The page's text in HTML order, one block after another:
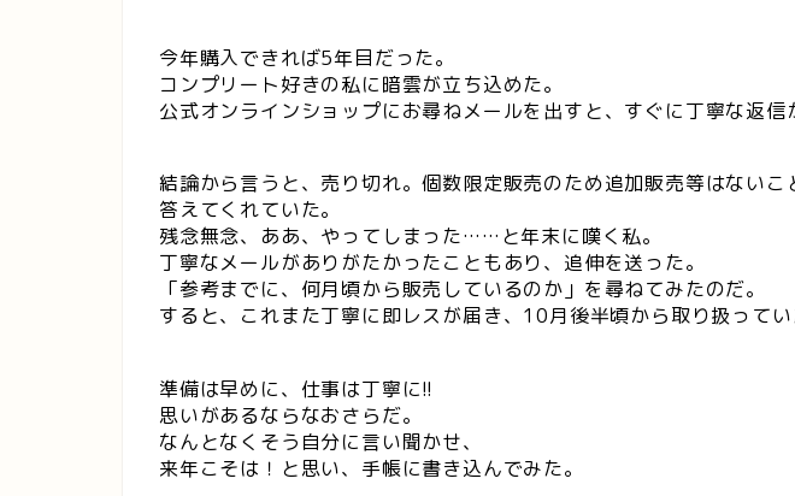
今年購入できれば5年目だった。
コンプリート好きの私に暗雲が立ち込めた。
公式オンラインショップにお尋ねメールを出すと、すぐに丁寧な返信
結論から言うと、売り切れ。個数限定販売のため追加販売等はないこ
答えてくれていた。
残念無念、ああ、やってしまった……と年末に嘆く私。
丁寧なメールがありがたかったこともあり、追伸を送った。
「参考までに、何月頃から販売しているのか」を尋ねてみたのだ。
すると、これまた丁寧に即レスが届き、10月後半頃から取り扱ってい
準備は早めに、仕事は丁寧に!!
思いがあるならなおさらだ。
なんとなくそう自分に言い聞かせ、
来年こそは！と思い、手帳に書き込んでみた。